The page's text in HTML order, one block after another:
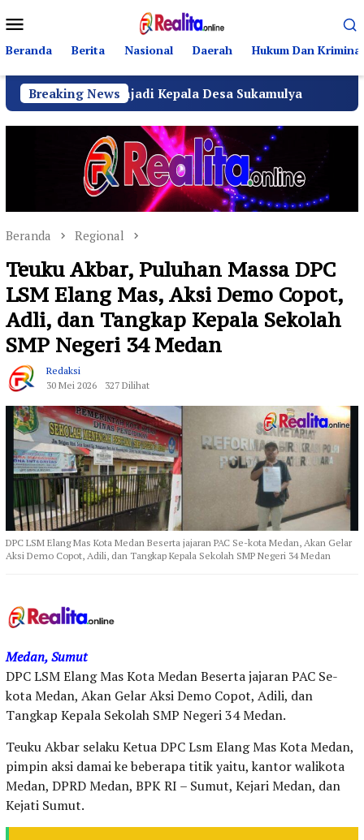
ke
kontenMobile
Beranda Berita Nasional Daerah Hukum Dan Kriminal
Breaking News
SH Menjadi Kepala Desa Sukamulya Ribuan
Beranda Regional
Teuku Akbar, Puluhan Massa DPC
LSM Elang Mas, Aksi Demo Copot,
Adli, dan Tangkap Kepala Sekolah
SMP Negeri 34 Medan
Redaksi
30 Mei 2026
327 Dilihat
DPC LSM Elang Mas Kota Medan Beserta jajaran PAC Se-kota Medan, Akan Gelar
Aksi Demo Copot, Adili, dan Tangkap Kepala Sekolah SMP Negeri 34 Medan
Medan, Sumut
DPC LSM Elang Mas Kota Medan Beserta jajaran PAC Se-
kota Medan, Akan Gelar Aksi Demo Copot, Adili, dan
Tangkap Kepala Sekolah SMP Negeri 34 Medan.
Teuku Akbar selaku Ketua DPC Lsm Elang Mas Kota Medan,
pimpin aksi damai ke beberapa titik yaitu, kantor walikota
Medan, DPRD Medan, BPK RI – Sumut, Kejari Medan, dan
Kejati Sumut.